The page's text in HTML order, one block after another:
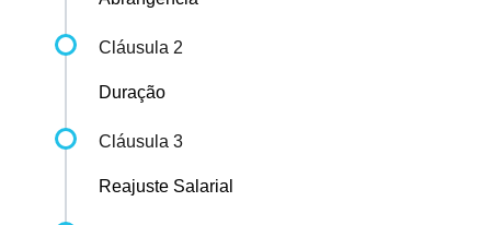
Cláusula 2
Duração
Cláusula 3
Reajuste Salarial